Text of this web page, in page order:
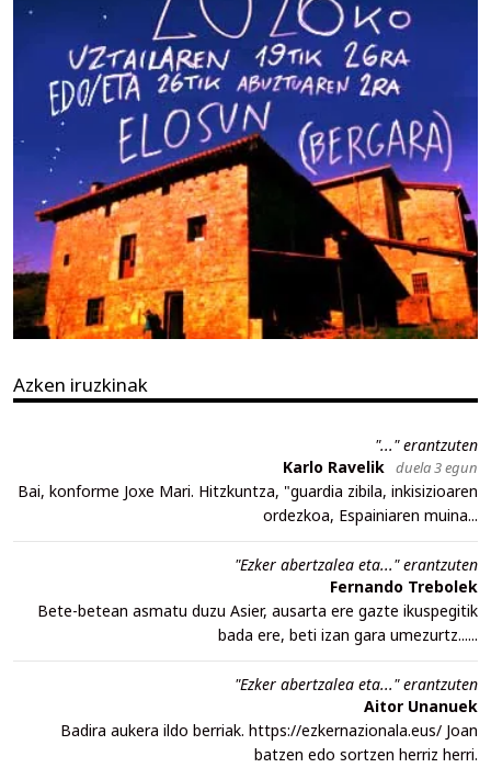
Azken iruzkinak
"..." erantzuten
Karlo Ravelik duela 3 egun
Bai, konforme Joxe Mari. Hitzkuntza, "guardia zibila, inkisizioaren
ordezkoa, Espainiaren muina...
"Ezker abertzalea eta..." erantzuten
Fernando Trebolek
Bete-betean asmatu duzu Asier, ausarta ere gazte ikuspegitik
bada ere, beti izan gara umezurtz......
"Ezker abertzalea eta..." erantzuten
Aitor Unanuek
Badira aukera ildo berriak. https://ezkernazionala.eus/ Joan
batzen edo sortzen herriz herri.